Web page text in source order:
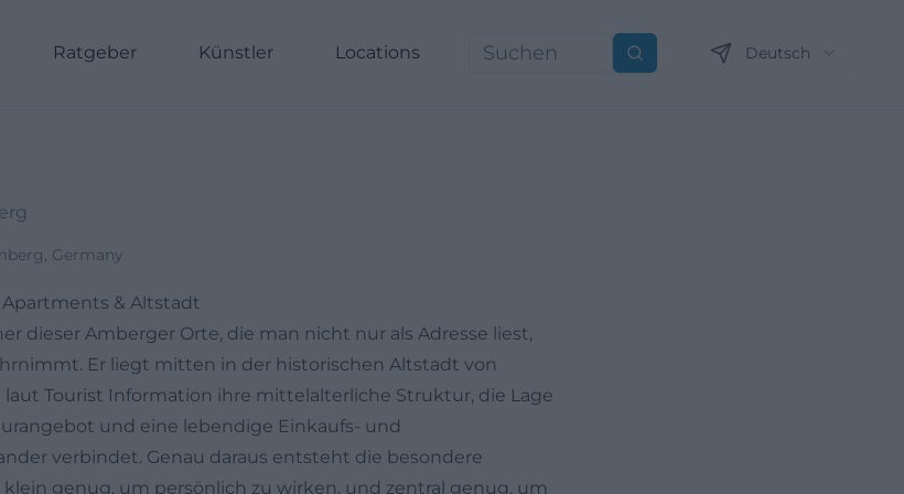
Ratgeber Künstler Locations Suchen Deutsch
Germany
& Altstadt
dieser Amberger Orte, die man nicht nur als Adresse liest,
Er liegt mitten in der historischen Altstadt von
laut Tourist Information ihre mittelalterliche Struktur, die Lage
und eine lebendige Einkaufs- und
verbindet. Genau daraus entsteht die besondere
klein genug, um persönlich zu wirken, und zentral genug, um